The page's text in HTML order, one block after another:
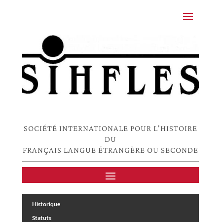
SOCIÉTÉ INTERNATIONALE POUR L'HISTOIRE
DU
FRANÇAIS LANGUE ÉTRANGÈRE OU SECONDE
Historique
Statuts